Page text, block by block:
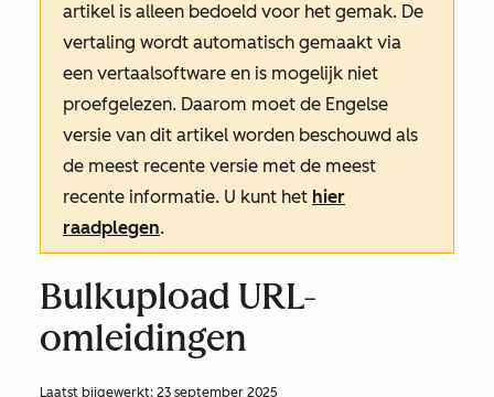
artikel is alleen bedoeld voor het gemak. De
vertaling wordt automatisch gemaakt via
een vertaalsoftware en is mogelijk niet
proefgelezen. Daarom moet de Engelse
versie van dit artikel worden beschouwd als
de meest recente versie met de meest
recente informatie. U kunt het hier
raadplegen.
Bulkupload URL-
omleidingen
Laatst bijgewerkt: 23 september 2025